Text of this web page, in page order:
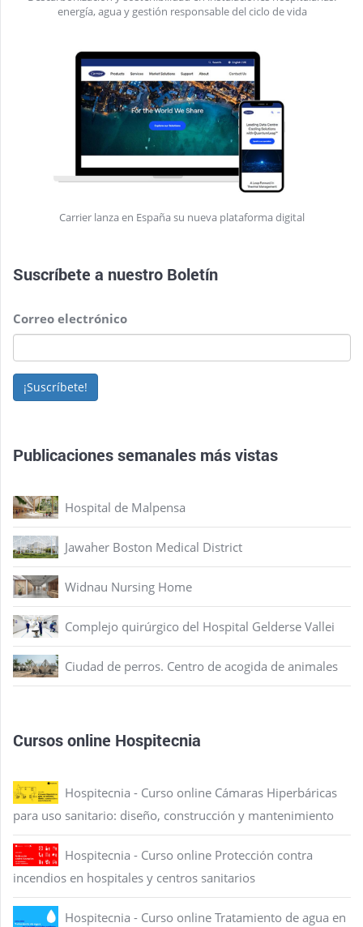
energía, agua y gestión responsable del ciclo de vida
Carrier lanza en España su nueva plataforma digital
Suscríbete a nuestro Boletín
Correo electrónico
¡Suscríbete!
Publicaciones semanales más vistas
Hospital de Malpensa
Jawaher Boston Medical District
Widnau Nursing Home
Complejo quirúrgico del Hospital Gelderse Vallei
Ciudad de perros. Centro de acogida de animales
Cursos online Hospitecnia
Hospitecnia - Curso online Cámaras Hiperbáricas
para uso sanitario: diseño, construcción y mantenimiento
Hospitecnia - Curso online Protección contra
incendios en hospitales y centros sanitarios
Hospitecnia - Curso online Tratamiento de agua en